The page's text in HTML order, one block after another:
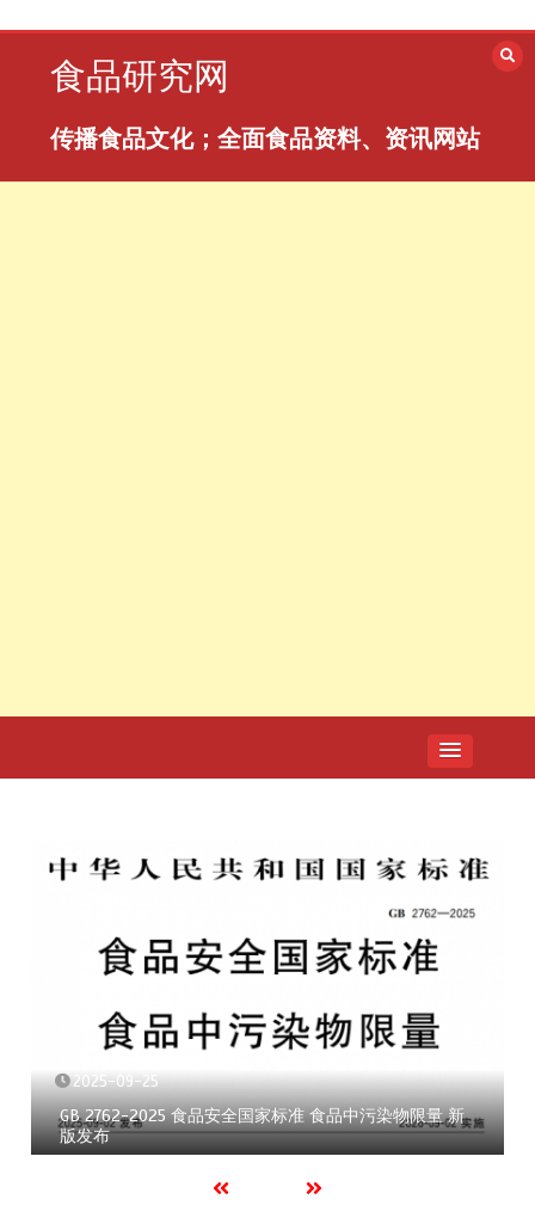
食品研究网
传播食品文化；全面食品资料、资讯网站
2025-09-25
GB 2762-2025 食品安全国家标准 食品中污染物限量 新
版发布